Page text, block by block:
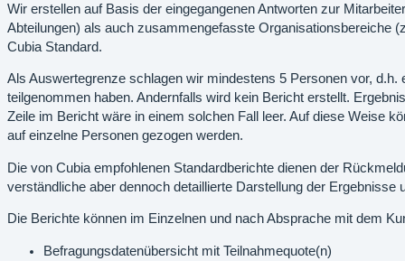
Wir erstellen auf Basis der eingegangenen Antworten zur
Abteilungen) als auch zusammengefasste Organisationsbereiche
Cubia Standard.
Als Auswertegrenze schlagen wir mindestens 5 Personen vor,
teilgenommen haben. Andernfalls wird kein Bericht erstellt.
Zeile im Bericht wäre in einem solchen Fall leer. Auf diese Weise
auf einzelne Personen gezogen werden.
Die von Cubia empfohlenen Standardberichte dienen der
verständliche aber dennoch detaillierte Darstellung der
Die Berichte können im Einzelnen und nach Absprache mit dem
Befragungsdatenübersicht mit Teilnahmequote(n)